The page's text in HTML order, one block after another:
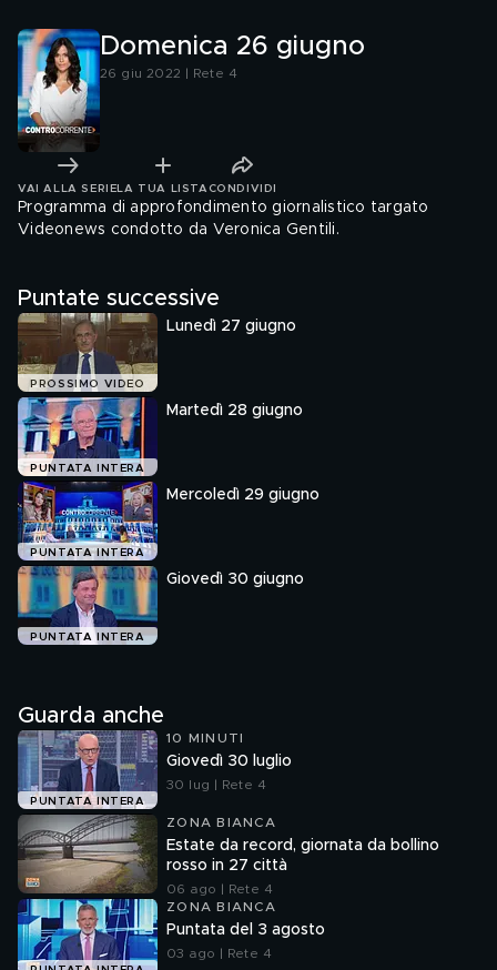
Domenica 26 giugno
26 giu 2022 | Rete 4
VAI ALLA SERIE LA TUA LISTA CONDIVIDI
Programma di approfondimento giornalistico targato
Videonews condotto da Veronica Gentili.
Puntate successive
PROSSIMO VIDEO
Lunedì 27 giugno
PUNTATA INTERA
Martedì 28 giugno
PUNTATA INTERA
Mercoledì 29 giugno
PUNTATA INTERA
Giovedì 30 giugno
Guarda anche
PUNTATA INTERA
10 MINUTI
Giovedì 30 luglio
30 lug | Rete 4
ZONA BIANCA
Estate da record, giornata da bollino
rosso in 27 città
06 ago | Rete 4
ZONA BIANCA
Puntata del 3 agosto
03 ago | Rete 4